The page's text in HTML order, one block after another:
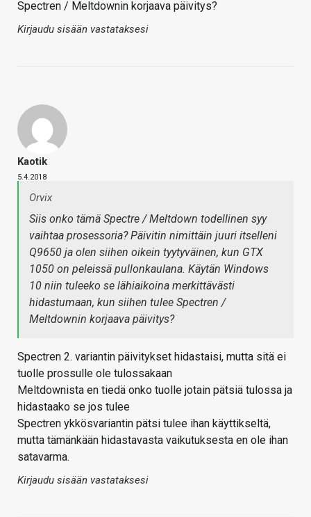
Spectren / Meltdownin korjaava päivitys?
Kirjaudu sisään vastataksesi
Kaotik
5.4.2018
Orvix
Siis onko tämä Spectre / Meltdown todellinen syy
vaihtaa prosessoria? Päivitin nimittäin juuri itselleni
Q9650 ja olen siihen oikein tyytyväinen, kun GTX
1050 on peleissä pullonkaulana. Käytän Windows
10 niin tuleeko se lähiaikoina merkittävästi
hidastumaan, kun siihen tulee Spectren /
Meltdownin korjaava päivitys?
Spectren 2. variantin päivitykset hidastaisi, mutta sitä ei
tuolle prossulle ole tulossakaan
Meltdownista en tiedä onko tuolle jotain pätsiä tulossa ja
hidastaako se jos tulee
Spectren ykkösvariantin pätsi tulee ihan käyttikseltä,
mutta tämänkään hidastavasta vaikutuksesta en ole ihan
satavarma.
Kirjaudu sisään vastataksesi